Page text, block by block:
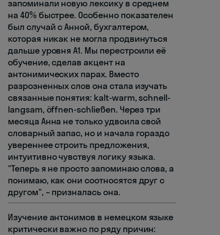
запоминали новую лексику в среднем
на 40% быстрее. Особенно показателен
был случай с Анной, бухгалтером,
которая никак не могла продвинуться
дальше уровня A1. Мы перестроили её
обучение, сделав акцент на
антонимических парах. Вместо
разрозненных слов она стала изучать
связанные понятия: kalt-warm, schnell-
langsam, öffnen-schließen. Через три
месяца Анна не только удвоила свой
словарный запас, но и начала гораздо
увереннее строить предложения,
интуитивно чувствуя логику языка.
"Теперь я не просто запоминаю слова, а
понимаю, как они соотносятся друг с
другом", – призналась она.
Изучение антонимов в немецком языке
критически важно по ряду причин: